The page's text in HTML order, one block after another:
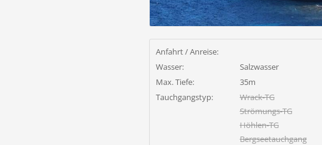
Anfahrt / Anreise:
Wasser:
Salzwasser
Max. Tiefe:
35m
Tauchgangstyp:
Wrack-TG
Strömungs-TG
Höhlen-TG
Bergseetauchgang